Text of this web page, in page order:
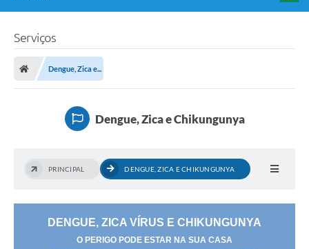
Transparência
Portal do Cidadão
Editais
Ouvidoria
Serviços
Dengue, Zica e...
Dengue, Zica e Chikungunya
PRINCIPAL DENGUE, ZICA E CHIKUNGUNYA
DENGUE, ZICA VÍRUS E CHIKUNGUNYA
O PERIGO PODE ESTAR NA SUA CASA